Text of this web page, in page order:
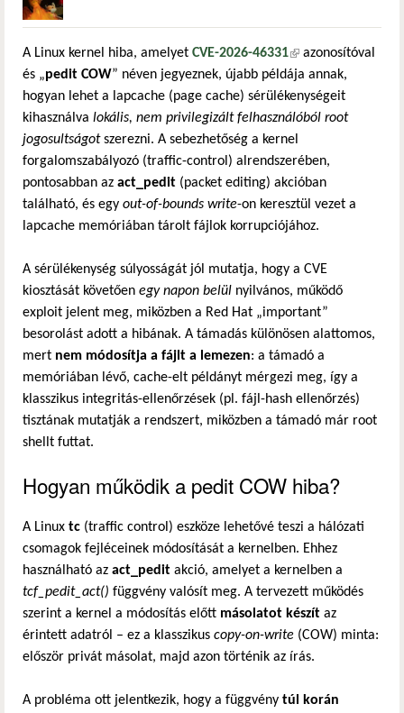
A Linux kernel hiba, amelyet CVE-2026-46331(külső hivatkozás)
azonosítóval
és „pedit COW” néven jegyeznek, újabb példája annak,
hogyan lehet a lapcache (page cache) sérülékenységeit
kihasználva lokális, nem privilegizált felhasználóból root
jogosultságotszerezni. A sebezhetőség a kernel
forgalomszabályozó (traffic-control) alrendszerében,
pontosabban az act_pedit (packet editing) akcióban
található, és egy out-of-bounds write-on keresztül vezet a
lapcache memóriában tárolt fájlok korrupciójához.
A sérülékenység súlyosságát jól mutatja, hogy a CVE
kiosztását követően egy napon belül nyilvános, működő
exploit jelent meg, miközben a Red Hat „important”
besorolást adott a hibának. A támadás különösen alattomos,
mert nem módosítja a fájlt a lemezen: a támadó a
memóriában lévő, cache-elt példányt mérgezi meg, így a
klasszikus integritás-ellenőrzések (pl. fájl-hash ellenőrzés)
tisztának mutatják a rendszert, miközben a támadó már root
shellt futtat.
Hogyan működik a pedit COW hiba?
A Linux tc (traffic control) eszköze lehetővé teszi a hálózati
csomagok fejléceinek módosítását a kernelben. Ehhez
használható az act_pedit akció, amelyet a kernelben a
tcf_pedit_act() függvény valósít meg. A tervezett működés
szerint a kernel a módosítás előtt másolatot készít az
érintett adatról – ez a klasszikus copy-on-write (COW) minta:
először privát másolat, majd azon történik az írás.
A probléma ott jelentkezik, hogy a függvény túl korán